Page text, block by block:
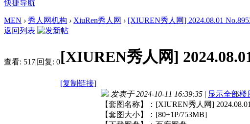
快捷导航
MEN › 秀人网机构 › XiuRen秀人网 › [XIUREN秀人网] 2024.08.01
返回列表
查看: 517|回复: 0[XIUREN秀人网]
[复制链接]
发表于 2024-10-11 16:39:35 | 显示全部楼
【套图名称】：[XIUREN秀人网]
【套图大小】：[80+1P/753MB]